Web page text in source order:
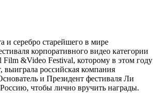
и серебро старейшего в мире
корпоративного видео категории
&Video Festival, которому в этом году
выиграла российская компания
и Президент фестиваля Ли
чтобы лично вручить награды.